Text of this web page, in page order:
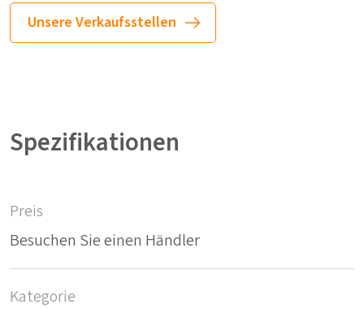
Unsere Verkaufsstellen
Spezifikationen
Preis
Besuchen Sie einen Händler
Kategorie